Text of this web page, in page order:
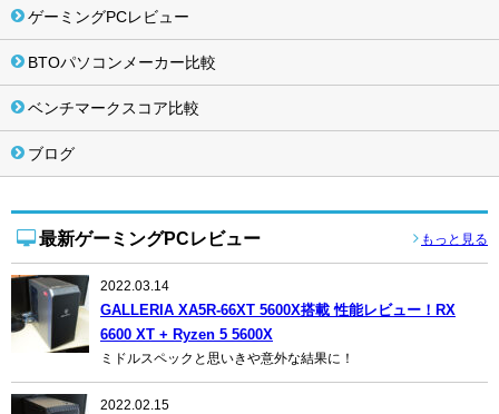
ゲーミングPCレビュー
BTOパソコンメーカー比較
ベンチマークスコア比較
ブログ
最新ゲーミングPCレビュー もっと見る
2022.03.14
GALLERIA XA5R-66XT 5600X搭載 性能レビュー！RX
6600 XT + Ryzen 5 5600X
ミドルスペックと思いきや意外な結果に！
2022.02.15